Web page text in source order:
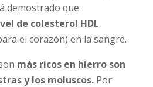
demostrado que
de colesterol HDL
el corazón) en la sangre.
más ricos en hierro son
y los moluscos.Por